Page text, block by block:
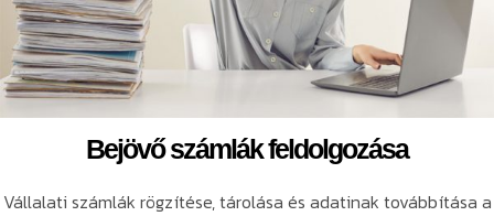
Bejövő számlák feldolgozása
Vállalati számlák rögzítése, tárolása és adatinak továbbítása a